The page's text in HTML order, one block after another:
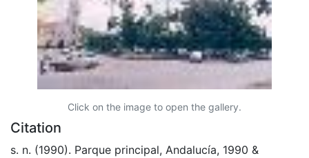
Click on the image to open the gallery.
Citation
s. n. (1990). Parque principal, Andalucía, 1990 &